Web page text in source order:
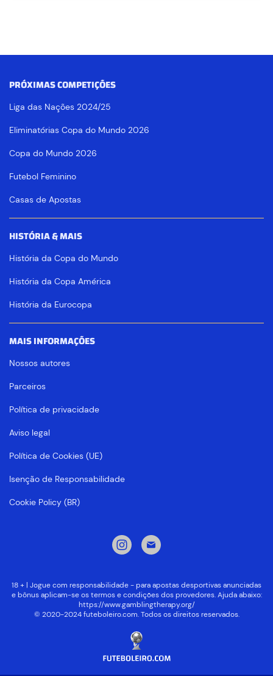
PRÓXIMAS COMPETIÇÕES
Liga das Nações 2024/25
Eliminatórias Copa do Mundo 2026
Copa do Mundo 2026
Futebol Feminino
Casas de Apostas
HISTÓRIA & MAIS
História da Copa do Mundo
História da Copa América
História da Eurocopa
MAIS INFORMAÇÕES
Nossos autores
Parceiros
Política de privacidade
Aviso legal
Política de Cookies (UE)
Isenção de Responsabilidade
Cookie Policy (BR)
18 + | Jogue com responsabilidade - para apostas desportivas anunciadas
e bônus aplicam-se os termos e condições dos provedores. Ajuda abaixo:
https://www.gamblingtherapy.org/
© 2020-2024 futeboleiro.com. Todos os direitos reservados.